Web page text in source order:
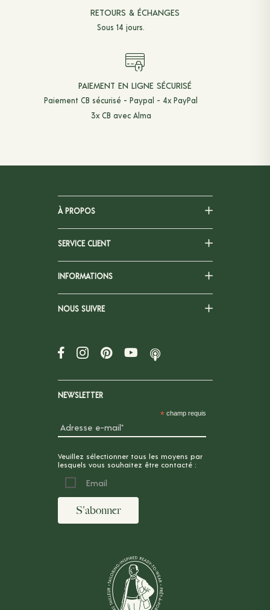
RETOURS & ÉCHANGES
Sous 14 jours.
PAIEMENT EN LIGNE SÉCURISÉ
Paiement CB sécurisé - Paypal - 4x PayPal
3x CB avec Alma
À PROPOS
SERVICE CLIENT
INFORMATIONS
NOUS SUIVRE
NEWSLETTER
* champ requis
Veuillez sélectionner tous les moyens par
lesquels vous souhaitez être contacté :
Email